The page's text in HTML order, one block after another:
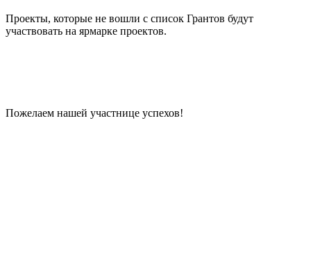
Проекты, которые не вошли с список Грантов будут
участвовать на ярмарке проектов.
Пожелаем нашей участнице успехов!